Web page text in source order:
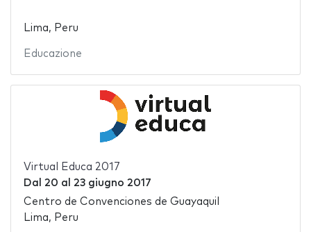
Lima, Peru
Educazione
Virtual Educa 2017
Dal 20 al 23 giugno 2017
Centro de Convenciones de Guayaquil
Lima, Peru